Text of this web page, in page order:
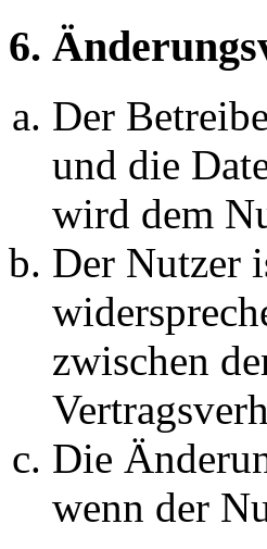
6.
Der
und die
wird dem
Der Nutzer
zwischen
Die
wenn der